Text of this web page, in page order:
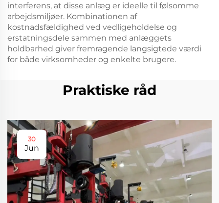
interferens, at disse anlæg er ideelle til følsomme
arbejdsmiljøer. Kombinationen af
kostnadsfældighed ved vedligeholdelse og
erstatningsdele sammen med anlæggets
holdbarhed giver fremragende langsigtede værdi
for både virksomheder og enkelte brugere.
Praktiske råd
30
Jun